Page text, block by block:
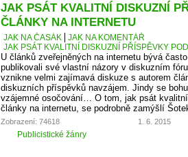
JAK PSÁT KVALITNÍ DISKUZNÍ
ČLÁNKY NA INTERNETU
JAK NA ČASÁK
JAK NA KOMENTÁŘ
JAK PSÁT KVALITNÍ DISKUZNÍ PŘÍSPĚVKY
U článků zveřejněných na internetu bývá
publikovali své vlastní názory v diskuzním
vznikne velmi zajímavá diskuze s autorem
diskuzních příspěvků navzájem. Jindy se
vzájemné osočování… O tom, jak psát
články na internetu, se podrobně zamýšlí
Zobrazení: 74618 1. 6. 2015
Publicistické žánry